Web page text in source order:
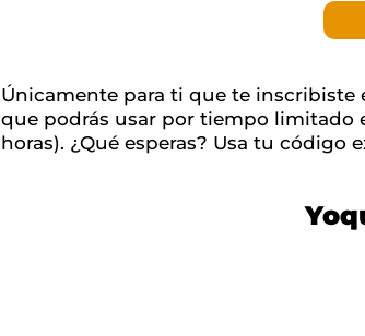
Únicamente para ti que te
que podrás usar por tiempo limitado
horas). ¿Qué esperas? Usa tu código